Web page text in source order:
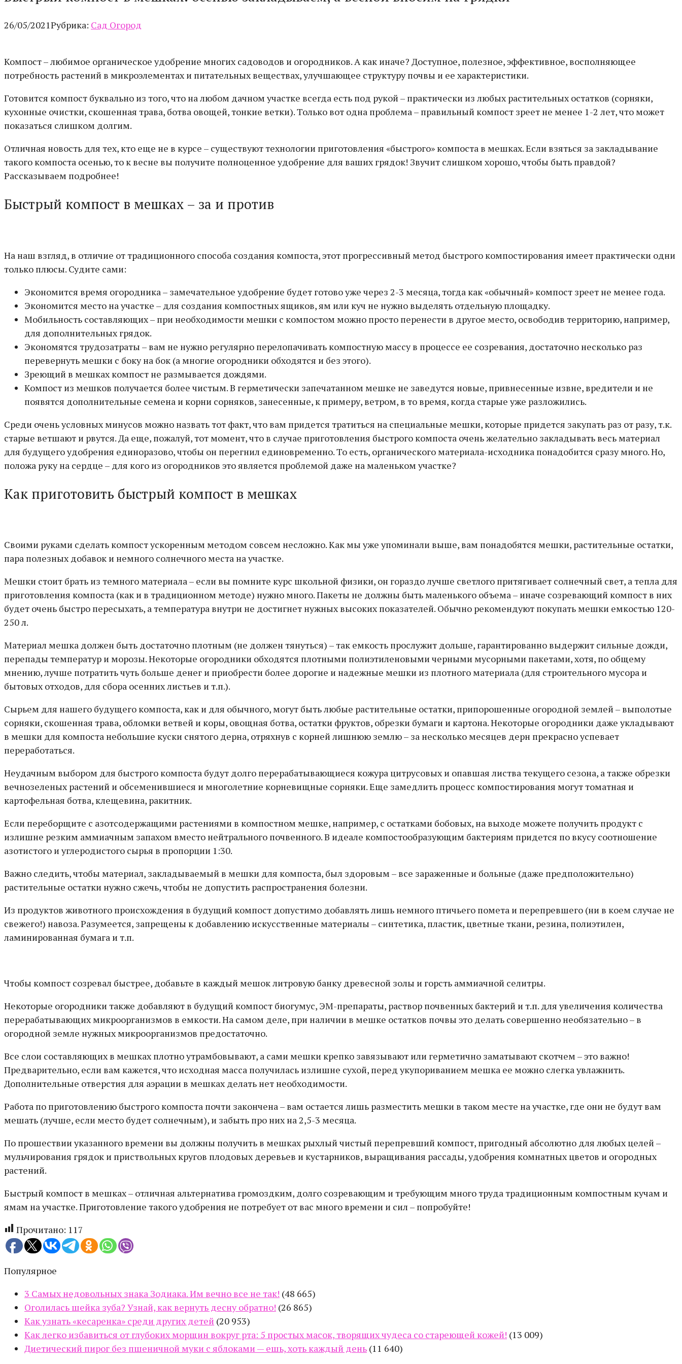
26/05/2021Рубрика: Сад Огород
Компост – любимое органическое удобрение многих садоводов и огородников. А как иначе? Доступное, полезное, эффективное, восполняющее
потребность растений в микроэлементах и питательных веществах, улучшающее структуру почвы и ее характеристики.
Готовится компост буквально из того, что на любом дачном участке всегда есть под рукой – практически из любых растительных остатков (сорняки,
кухонные очистки, скошенная трава, ботва овощей, тонкие ветки). Только вот одна проблема – правильный компост зреет не менее 1-2 лет, что может
показаться слишком долгим.
Отличная новость для тех, кто еще не в курсе – существуют технологии приготовления «быстрого» компоста в мешках. Если взяться за закладывание
такого компоста осенью, то к весне вы получите полноценное удобрение для ваших грядок! Звучит слишком хорошо, чтобы быть правдой?
Рассказываем подробнее!
Быстрый компост в мешках – за и против
На наш взгляд, в отличие от традиционного способа создания компоста, этот прогрессивный метод быстрого компостирования имеет практически одни
только плюсы. Судите сами:
Экономится время огородника – замечательное удобрение будет готово уже через 2-3 месяца, тогда как «обычный» компост зреет не менее года.
Экономится место на участке – для создания компостных ящиков, ям или куч не нужно выделять отдельную площадку.
Мобильность составляющих – при необходимости мешки с компостом можно просто перенести в другое место, освободив территорию, например,
для дополнительных грядок.
Экономятся трудозатраты – вам не нужно регулярно перелопачивать компостную массу в процессе ее созревания, достаточно несколько раз
перевернуть мешки с боку на бок (а многие огородники обходятся и без этого).
Зреющий в мешках компост не размывается дождями.
Компост из мешков получается более чистым. В герметически запечатанном мешке не заведутся новые, привнесенные извне, вредители и не
появятся дополнительные семена и корни сорняков, занесенные, к примеру, ветром, в то время, когда старые уже разложились.
Среди очень условных минусов можно назвать тот факт, что вам придется тратиться на специальные мешки, которые придется закупать раз от разу, т.к.
старые ветшают и рвутся. Да еще, пожалуй, тот момент, что в случае приготовления быстрого компоста очень желательно закладывать весь материал
для будущего удобрения единоразово, чтобы он перегнил единовременно. То есть, органического материала-исходника понадобится сразу много. Но,
положа руку на сердце – для кого из огородников это является проблемой даже на маленьком участке?
Как приготовить быстрый компост в мешках
Своими руками сделать компост ускоренным методом совсем несложно. Как мы уже упоминали выше, вам понадобятся мешки, растительные остатки,
пара полезных добавок и немного солнечного места на участке.
Мешки стоит брать из темного материала – если вы помните курс школьной физики, он гораздо лучше светлого притягивает солнечный свет, а тепла для
приготовления компоста (как и в традиционном методе) нужно много. Пакеты не должны быть маленького объема – иначе созревающий компост в них
будет очень быстро пересыхать, а температура внутри не достигнет нужных высоких показателей. Обычно рекомендуют покупать мешки емкостью 120-
250 л.
Материал мешка должен быть достаточно плотным (не должен тянуться) – так емкость прослужит дольше, гарантированно выдержит сильные дожди,
перепады температур и морозы. Некоторые огородники обходятся плотными полиэтиленовыми черными мусорными пакетами, хотя, по общему
мнению, лучше потратить чуть больше денег и приобрести более дорогие и надежные мешки из плотного материала (для строительного мусора и
бытовых отходов, для сбора осенних листьев и т.п.).
Сырьем для нашего будущего компоста, как и для обычного, могут быть любые растительные остатки, припорошенные огородной землей – выполотые
сорняки, скошенная трава, обломки ветвей и коры, овощная ботва, остатки фруктов, обрезки бумаги и картона. Некоторые огородники даже укладывают
в мешки для компоста небольшие куски снятого дерна, отряхнув с корней лишнюю землю – за несколько месяцев дерн прекрасно успевает
переработаться.
Неудачным выбором для быстрого компоста будут долго перерабатывающиеся кожура цитрусовых и опавшая листва текущего сезона, а также обрезки
вечнозеленых растений и обсеменившиеся и многолетние корневищные сорняки. Еще замедлить процесс компостирования могут томатная и
картофельная ботва, клещевина, ракитник.
Если переборщите с азотсодержащими растениями в компостном мешке, например, с остатками бобовых, на выходе можете получить продукт с
излишне резким аммиачным запахом вместо нейтрального почвенного. В идеале компостообразующим бактериям придется по вкусу соотношение
азотистого и углеродистого сырья в пропорции 1:30.
Важно следить, чтобы материал, закладываемый в мешки для компоста, был здоровым – все зараженные и больные (даже предположительно)
растительные остатки нужно сжечь, чтобы не допустить распространения болезни.
Из продуктов животного происхождения в будущий компост допустимо добавлять лишь немного птичьего помета и перепревшего (ни в коем случае не
свежего!) навоза. Разумеется, запрещены к добавлению искусственные материалы – синтетика, пластик, цветные ткани, резина, полиэтилен,
ламинированная бумага и т.п.
Чтобы компост созревал быстрее, добавьте в каждый мешок литровую банку древесной золы и горсть аммиачной селитры.
Некоторые огородники также добавляют в будущий компост биогумус, ЭМ-препараты, раствор почвенных бактерий и т.п. для увеличения количества
перерабатывающих микроорганизмов в емкости. На самом деле, при наличии в мешке остатков почвы это делать совершенно необязательно – в
огородной земле нужных микроорганизмов предостаточно.
Все слои составляющих в мешках плотно утрамбовывают, а сами мешки крепко завязывают или герметично заматывают скотчем – это важно!
Предварительно, если вам кажется, что исходная масса получилась излишне сухой, перед укупориванием мешка ее можно слегка увлажнить.
Дополнительные отверстия для аэрации в мешках делать нет необходимости.
Работа по приготовлению быстрого компоста почти закончена – вам остается лишь разместить мешки в таком месте на участке, где они не будут вам
мешать (лучше, если место будет солнечным), и забыть про них на 2,5-3 месяца.
По прошествии указанного времени вы должны получить в мешках рыхлый чистый перепревший компост, пригодный абсолютно для любых целей –
мульчирования грядок и приствольных кругов плодовых деревьев и кустарников, выращивания рассады, удобрения комнатных цветов и огородных
растений.
Быстрый компост в мешках – отличная альтернатива громоздким, долго созревающим и требующим много труда традиционным компостным кучам и
ямам на участке. Приготовление такого удобрения не потребует от вас много времени и сил – попробуйте!
Прочитано: 117
Популярное
3 Самых недовольных знака Зодиака. Им вечно все не так! (48 665)
Оголилась шейка зуба? Узнай, как вернуть десну обратно! (26 865)
Как узнать «кесаренка» среди других детей (20 953)
Как легко избавиться от глубоких морщин вокруг рта: 5 простых масок, творящих чудеса со стареющей кожей! (13 009)
Диетический пирог без пшеничной муки с яблоками — ешь, хоть каждый день (11 640)